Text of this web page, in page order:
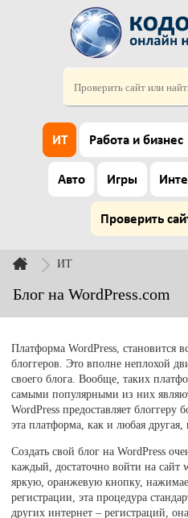
ИТ Работа и бизнес
Авто Игры
Проверить
ИТ
Блог на WordPress.com
Платформа WordPress, становится
блоггеров. Это вполне неплохой
своего блога. Вообще, таких
самыми популярными из них
WordPress предоставляет
эта платформа, как и любая другая,
Создать свой блог на WordPress
каждый, достаточно войти на
яркую, оранжевую кнопку,
регистрации, эта процедура
других интернет – регистраций,